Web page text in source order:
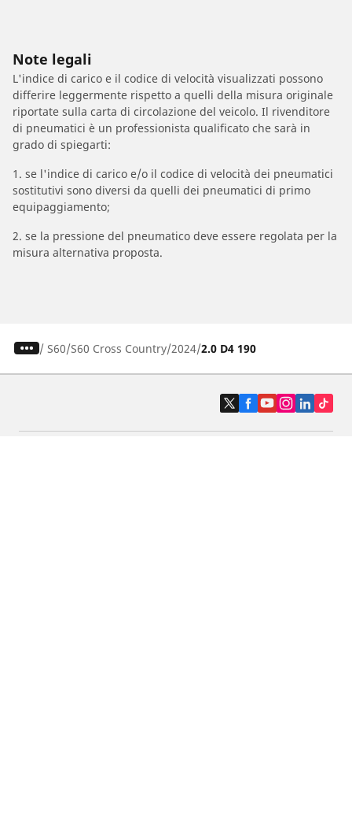
Note legali
L'indice di carico e il codice di velocità visualizzati possono
differire leggermente rispetto a quelli della misura originale
riportate sulla carta di circolazione del veicolo. Il rivenditore
di pneumatici è un professionista qualificato che sarà in
grado di spiegarti:
1. se l'indice di carico e/o il codice di velocità dei pneumatici
sostitutivi sono diversi da quelli dei pneumatici di primo
equipaggiamento;
2. se la pressione del pneumatico deve essere regolata per la
misura alternativa proposta.
/ S60 S60 Cross Country 2024 2.0 D4 190